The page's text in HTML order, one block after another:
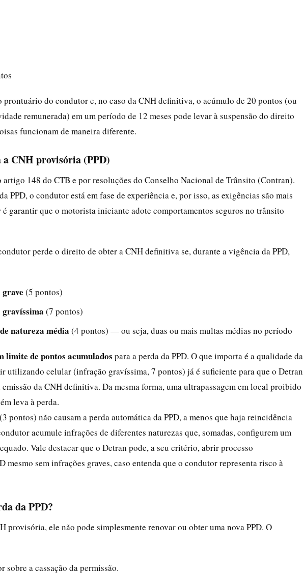
prontuário do condutor e, no caso da CNH definitiva, o acúmulo de 20 pontos (ou
remunerada) em um período de 12 meses pode levar à suspensão do direito
funcionam de maneira diferente.
a CNH provisória (PPD)
148 do CTB e por resoluções do Conselho Nacional de Trânsito (Contran).
PPD, o condutor está em fase de experiência e, por isso, as exigências são mais
garantir que o motorista iniciante adote comportamentos seguros no trânsito
perde o direito de obter a CNH definitiva se, durante a vigência da PPD,
(5 pontos)
(7 pontos)
natureza média (4 pontos) — ou seja, duas ou mais multas médias no período
limite de pontos acumulados para a perda da PPD. O que importa é a qualidade da
utilizando celular (infração gravíssima, 7 pontos) já é suficiente para que o Detran
da CNH definitiva. Da mesma forma, uma ultrapassagem em local proibido
leva à perda.
pontos) não causam a perda automática da PPD, a menos que haja reincidência
acumule infrações de diferentes naturezas que, somadas, configurem um
Vale destacar que o Detran pode, a seu critério, abrir processo
mesmo sem infrações graves, caso entenda que o condutor representa risco à
da PPD?
provisória, ele não pode simplesmente renovar ou obter uma nova PPD. O
a cassação da permissão.